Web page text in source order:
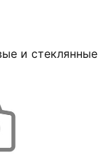
и стеклянные